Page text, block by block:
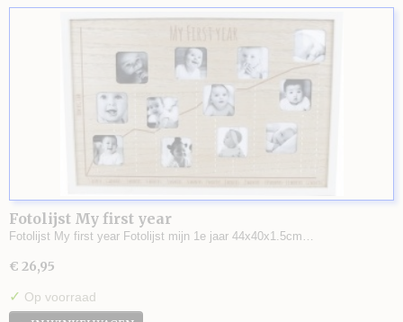
Fotolijst My first year
Fotolijst My first year Fotolijst mijn 1e jaar 44x40x1.5cm…
€ 26,95
✓ Op voorraad